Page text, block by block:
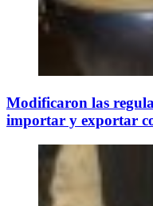
Modificaron las
importar y exportar